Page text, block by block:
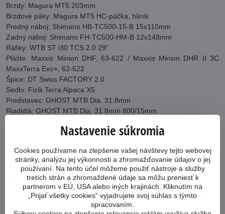
Brzdy: Magura MT5 203mm
Brzdové páky: Magura MT5 HC-páčka, hliník
Predný náboj: Shimano HB-TC500-15-B 15x110mm
Zadný náboj: Shimano FH-TC500-HM-B 12x148mm
Ráfiky: WTB ST i30 TCS 2.0 29"
Plášte: Maxxis Minion DHF, 63-622 / Maxxis Minion DHR II 3C
MaxxTerra Exo+, 62-622
Špice: DT Swiss FACTORY 2.0
Sedlo: Fizik Terra Alpaca X5
Predstavec: GHOST MTB Dia. 31.8mm
Riadidlá: GHOST MTB Dia. 31.8mm 800/15mm
Pedále: VP VPE-527
Os stredová: Sram DUB, BSA 73
Nosnosť (vrátane bicykla): 120 kg
Viac z kategórie
Celoodpružené horské 29" Ghost Bicykle
Nastavenie súkromia
Cookies používame na zlepšenie vašej návštevy tejto webovej
stránky, analýzu jej výkonnosti a zhromažďovanie údajov o jej
používaní. Na tento účel môžeme použiť nástroje a služby
tretích strán a zhromaždené údaje sa môžu preniesť k
partnerom v EÚ, USA alebo iných krajinách. Kliknutím na
„Prijať všetky cookies“ vyjadrujete svoj súhlas s týmto
spracovaním.